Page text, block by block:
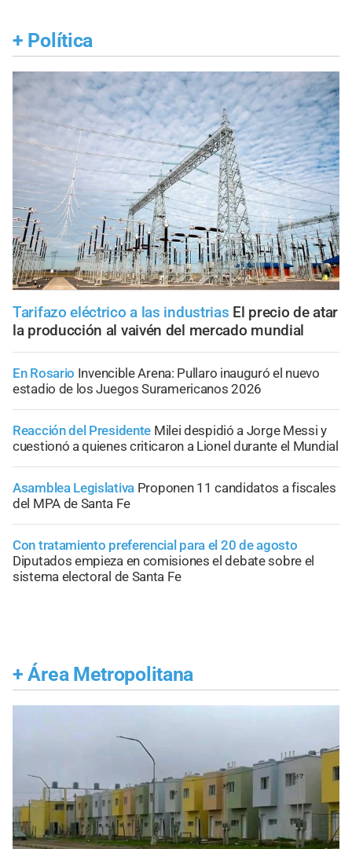
+ Política
Tarifazo eléctrico a las industrias El precio de atar
la producción al vaivén del mercado mundial
En Rosario Invencible Arena: Pullaro inauguró el nuevo
estadio de los Juegos Suramericanos 2026
Reacción del Presidente Milei despidió a Jorge Messi y
cuestionó a quienes criticaron a Lionel durante el Mundial
Asamblea Legislativa Proponen 11 candidatos a fiscales
del MPA de Santa Fe
Con tratamiento preferencial para el 20 de agosto
Diputados empieza en comisiones el debate sobre el
sistema electoral de Santa Fe
+ Área Metropolitana